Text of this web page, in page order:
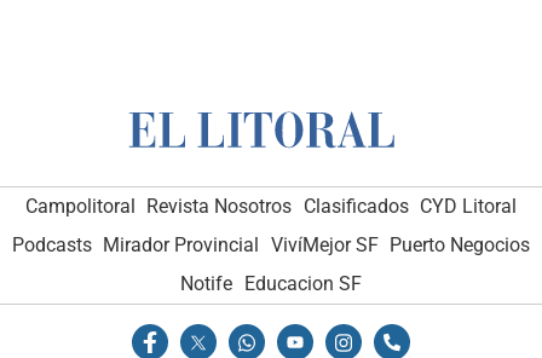
Campolitoral Revista Nosotros Clasificados CYD Litoral
Podcasts Mirador Provincial VivíMejor SF Puerto Negocios
Notife Educacion SF